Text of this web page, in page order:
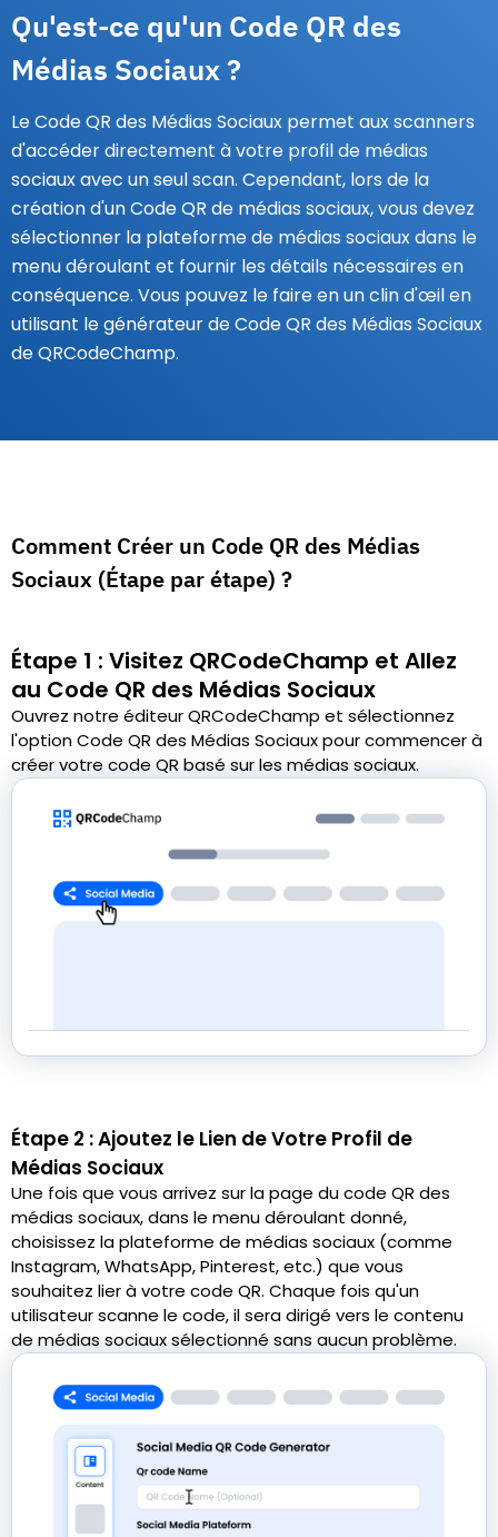
Qu'est-ce qu'un Code QR des
Médias Sociaux ?
Le Code QR des Médias Sociaux permet aux scanners
d'accéder directement à votre profil de médias
sociaux avec un seul scan. Cependant, lors de la
création d'un Code QR de médias sociaux, vous devez
sélectionner la plateforme de médias sociaux dans le
menu déroulant et fournir les détails nécessaires en
conséquence. Vous pouvez le faire en un clin d'œil en
utilisant le générateur de Code QR des Médias Sociaux
de QRCodeChamp.
Comment Créer un Code QR des Médias
Sociaux (Étape par étape) ?
Étape 1 : Visitez QRCodeChamp et Allez
au Code QR des Médias Sociaux
Ouvrez notre éditeur QRCodeChamp et sélectionnez
l'option Code QR des Médias Sociaux pour commencer à
créer votre code QR basé sur les médias sociaux.
Étape 2 : Ajoutez le Lien de Votre Profil de
Médias Sociaux
Une fois que vous arrivez sur la page du code QR des
médias sociaux, dans le menu déroulant donné,
choisissez la plateforme de médias sociaux (comme
Instagram, WhatsApp, Pinterest, etc.) que vous
souhaitez lier à votre code QR. Chaque fois qu'un
utilisateur scanne le code, il sera dirigé vers le contenu
de médias sociaux sélectionné sans aucun problème.